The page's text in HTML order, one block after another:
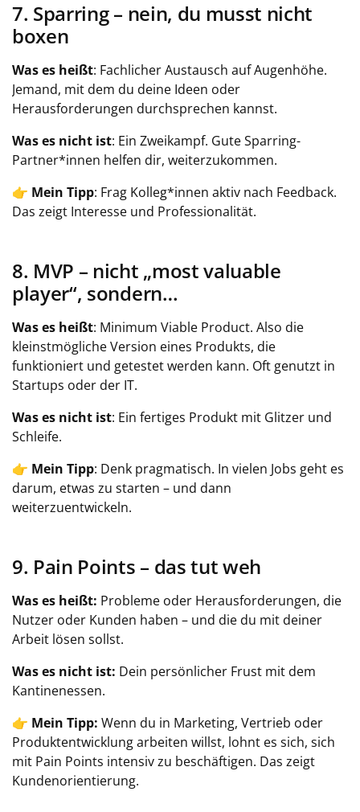
7. Sparring – nein, du musst nicht
boxen
Was es heißt: Fachlicher Austausch auf Augenhöhe.
Jemand, mit dem du deine Ideen oder
Herausforderungen durchsprechen kannst.
Was es nicht ist: Ein Zweikampf. Gute Sparring-
Partner*innen helfen dir, weiterzukommen.
👉 Mein Tipp: Frag Kolleg*innen aktiv nach Feedback.
Das zeigt Interesse und Professionalität.
8. MVP – nicht „most valuable
player“, sondern…
Was es heißt: Minimum Viable Product. Also die
kleinstmögliche Version eines Produkts, die
funktioniert und getestet werden kann. Oft genutzt in
Startups oder der IT.
Was es nicht ist: Ein fertiges Produkt mit Glitzer und
Schleife.
👉 Mein Tipp: Denk pragmatisch. In vielen Jobs geht es
darum, etwas zu starten – und dann
weiterzuentwickeln.
9. Pain Points – das tut weh
Was es heißt: Probleme oder Herausforderungen, die
Nutzer oder Kunden haben – und die du mit deiner
Arbeit lösen sollst.
Was es nicht ist: Dein persönlicher Frust mit dem
Kantinenessen.
👉 Mein Tipp: Wenn du in Marketing, Vertrieb oder
Produktentwicklung arbeiten willst, lohnt es sich, sich
mit Pain Points intensiv zu beschäftigen. Das zeigt
Kundenorientierung.